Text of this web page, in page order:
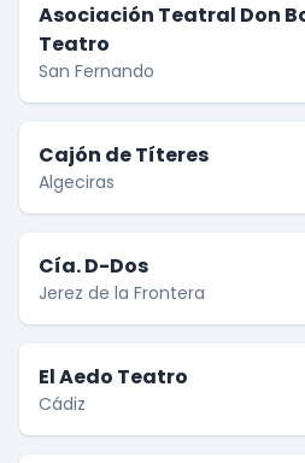
Asociación Teatral Don
Teatro
San Fernando
Cajón de Títeres
Algeciras
Cía. D-Dos
Jerez de la Frontera
El Aedo Teatro
Cádiz